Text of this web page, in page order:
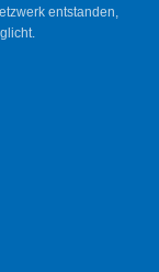
entstanden,